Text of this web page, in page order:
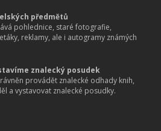
předmětů
pohlednice, staré fotografie,
reklamy, ale i autogramy známých
znalecký posudek
provádět znalecké odhady knih,
a vystavovat znalecké posudky.